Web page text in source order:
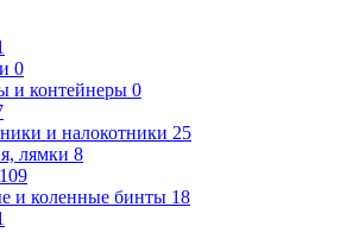
0
и контейнеры 0
и налокотники 25
лямки 8
109
и коленные бинты 18